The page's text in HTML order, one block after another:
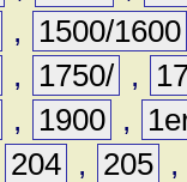
,
1500/1600
, 1750/ ,
, 1900 ,
204 , 205 ,